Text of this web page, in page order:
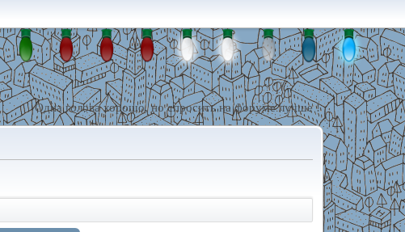
Одна голова хорошо, но спросить на форуме лучше !